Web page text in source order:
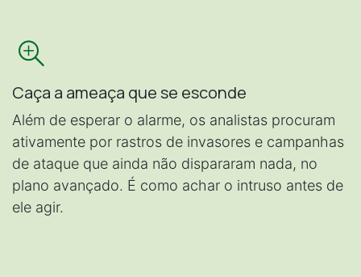
Caça a ameaça que se esconde
Além de esperar o alarme, os analistas procuram
ativamente por rastros de invasores e campanhas
de ataque que ainda não dispararam nada, no
plano avançado. É como achar o intruso antes de
ele agir.